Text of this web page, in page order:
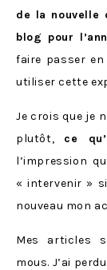
de la nouvelle
blog pour
faire passer en
utiliser cette
Je crois que je
plutôt, ce
l’impression
« intervenir »
nouveau mon
Mes articles
mous. J’ai